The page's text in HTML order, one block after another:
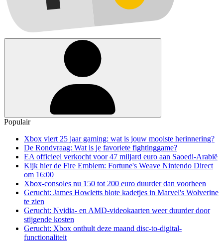
Populair
Xbox viert 25 jaar gaming: wat is jouw mooiste herinnering?
De Rondvraag: Wat is je favoriete fightinggame?
EA officieel verkocht voor 47 miljard euro aan Saoedi-Arabië
Kijk hier de Fire Emblem: Fortune's Weave Nintendo Direct
om 16:00
Xbox-consoles nu 150 tot 200 euro duurder dan voorheen
Gerucht: James Howletts blote kadetjes in Marvel's Wolverine
te zien
Gerucht: Nvidia- en AMD-videokaarten weer duurder door
stijgende kosten
Gerucht: Xbox onthult deze maand disc-to-digital-
functionaliteit